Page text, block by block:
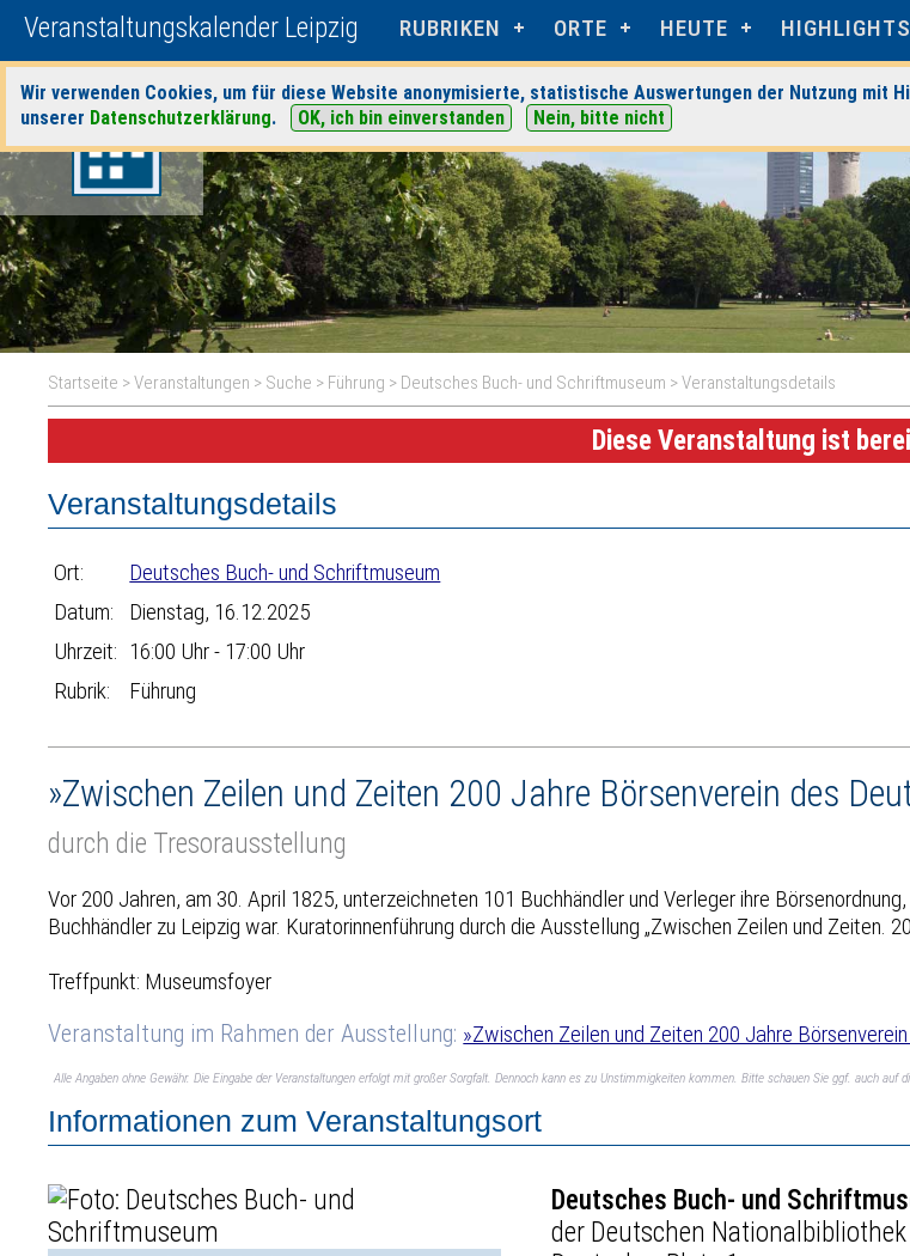
Veranstaltungskalender Leipzig RUBRIKEN ORTE HEUTE HIGHLIGHTS
Wir verwenden Cookies, um für diese Website anonymisierte, statistische Auswertungen der Nutzung
unserer Datenschutzerklärung. OK, ich bin einverstanden Nein, bitte nicht
Startseite >Veranstaltungen > Suche > Führung > Deutsches Buch- und Schriftmuseum > Veranstaltungsdetails
Diese Veranstaltung ist
Veranstaltungsdetails
Ort:
Deutsches Buch- und Schriftmuseum
Datum:
Dienstag, 16.12.2025
Uhrzeit: 16:00 Uhr - 17:00 Uhr
Rubrik:
Führung
»Zwischen Zeilen und Zeiten 200 Jahre Börsenverein des
durch die Tresorausstellung
Vor 200 Jahren, am 30. April 1825, unterzeichneten 101 Buchhändler und Verleger ihre
Buchhändler zu Leipzig war. Kuratorinnenführung durch die Ausstellung „Zwischen Zeilen und Zeiten.
Treffpunkt: Museumsfoyer
Veranstaltung im Rahmen der Ausstellung: »Zwischen Zeilen und Zeiten 200 Jahre
Alle Angaben ohne Gewähr. Die Eingabe der Veranstaltungen erfolgt mit großer Sorgfalt. Dennoch kann es zu Unstimmigkeiten kommen. Bitte schauen Sie ggf. auch auf
Informationen zum Veranstaltungsort
Deutsches Buch- und
der Deutschen Nationalbibliothek